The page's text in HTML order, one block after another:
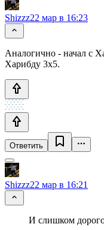
Shizzz22 мар в 16:23
Аналогично - начал с
Харибду 3х5.
Ответить
Shizzz22 мар в 16:21
И слишком